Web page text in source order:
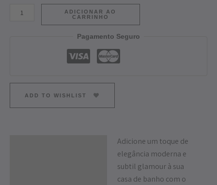
ADICIONAR AO
CARRINHO
Pagamento Seguro
ADD TO WISHLIST
Adicione um toque de
elegância moderna e
subtil glamour à sua
casa de banho com o